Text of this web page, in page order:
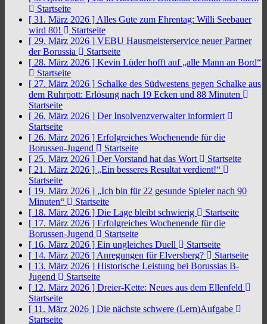
Startseite
[ 31. März 2026 ] Alles Gute zum Ehrentag: Willi Seebauer
wird 80!
Startseite
[ 29. März 2026 ] VEBU Hausmeisterservice neuer Partner
der Borussia
Startseite
[ 28. März 2026 ] Kevin Lüder hofft auf „alle Mann an Bord“
Startseite
[ 27. März 2026 ] Schalke des Südwestens gegen Schalke aus
dem Ruhrpott: Erlösung nach 19 Ecken und 88 Minuten
Startseite
[ 26. März 2026 ] Der Insolvenzverwalter informiert
Startseite
[ 26. März 2026 ] Erfolgreiches Wochenende für die
Borussen-Jugend
Startseite
[ 25. März 2026 ] Der Vorstand hat das Wort
Startseite
[ 21. März 2026 ] „Ein besseres Resultat verdient!“
Startseite
[ 19. März 2026 ] „Ich bin für 22 gesunde Spieler nach 90
Minuten“
Startseite
[ 18. März 2026 ] Die Lage bleibt schwierig
Startseite
[ 17. März 2026 ] Erfolgreiches Wochenende für die
Borussen-Jugend
Startseite
[ 16. März 2026 ] Ein ungleiches Duell
Startseite
[ 14. März 2026 ] Anregungen für Elversberg?
Startseite
[ 13. März 2026 ] Historische Leistung bei Borussias B-
Jugend
Startseite
[ 12. März 2026 ] Dreier-Kette: Neues aus dem Ellenfeld
Startseite
[ 11. März 2026 ] Die nächste schwere (Lern)Aufgabe
Startseite